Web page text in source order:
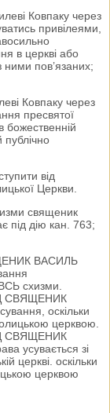
Ковпаку через
привілеями,
в церкві або
ними пов’язаних;
Ковпаку через
пресвятої
божественній
публічно
від
Церкви.
священик
під дію кан. 763;
ВАСИЛЬ
схизми.
СВЯЩЕНИК
оскільки
церквою.
СВЯЩЕНИК
усувається зі
церкві. оскільки
церквою